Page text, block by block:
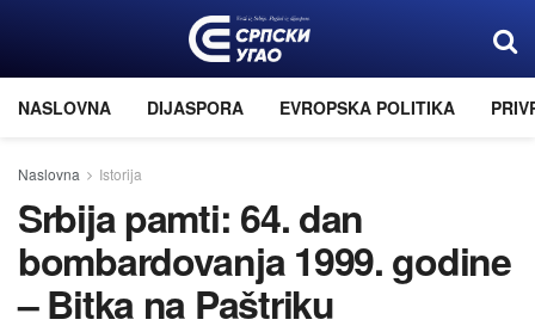
NASLOVNA DIJASPORA EVROPSKA POLITIKA
Naslovna Istorija
Srbija pamti: 64. dan
bombardovanja 1999. godine
– Bitka na Paštriku